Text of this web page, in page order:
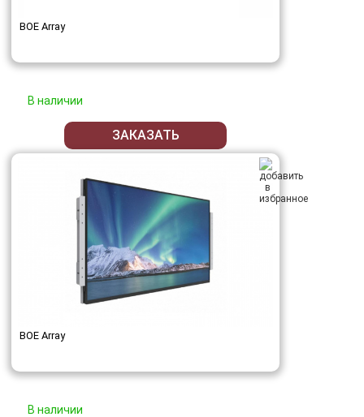
BOE Array
В наличии
ЗАКАЗАТЬ
BOE Array
В наличии